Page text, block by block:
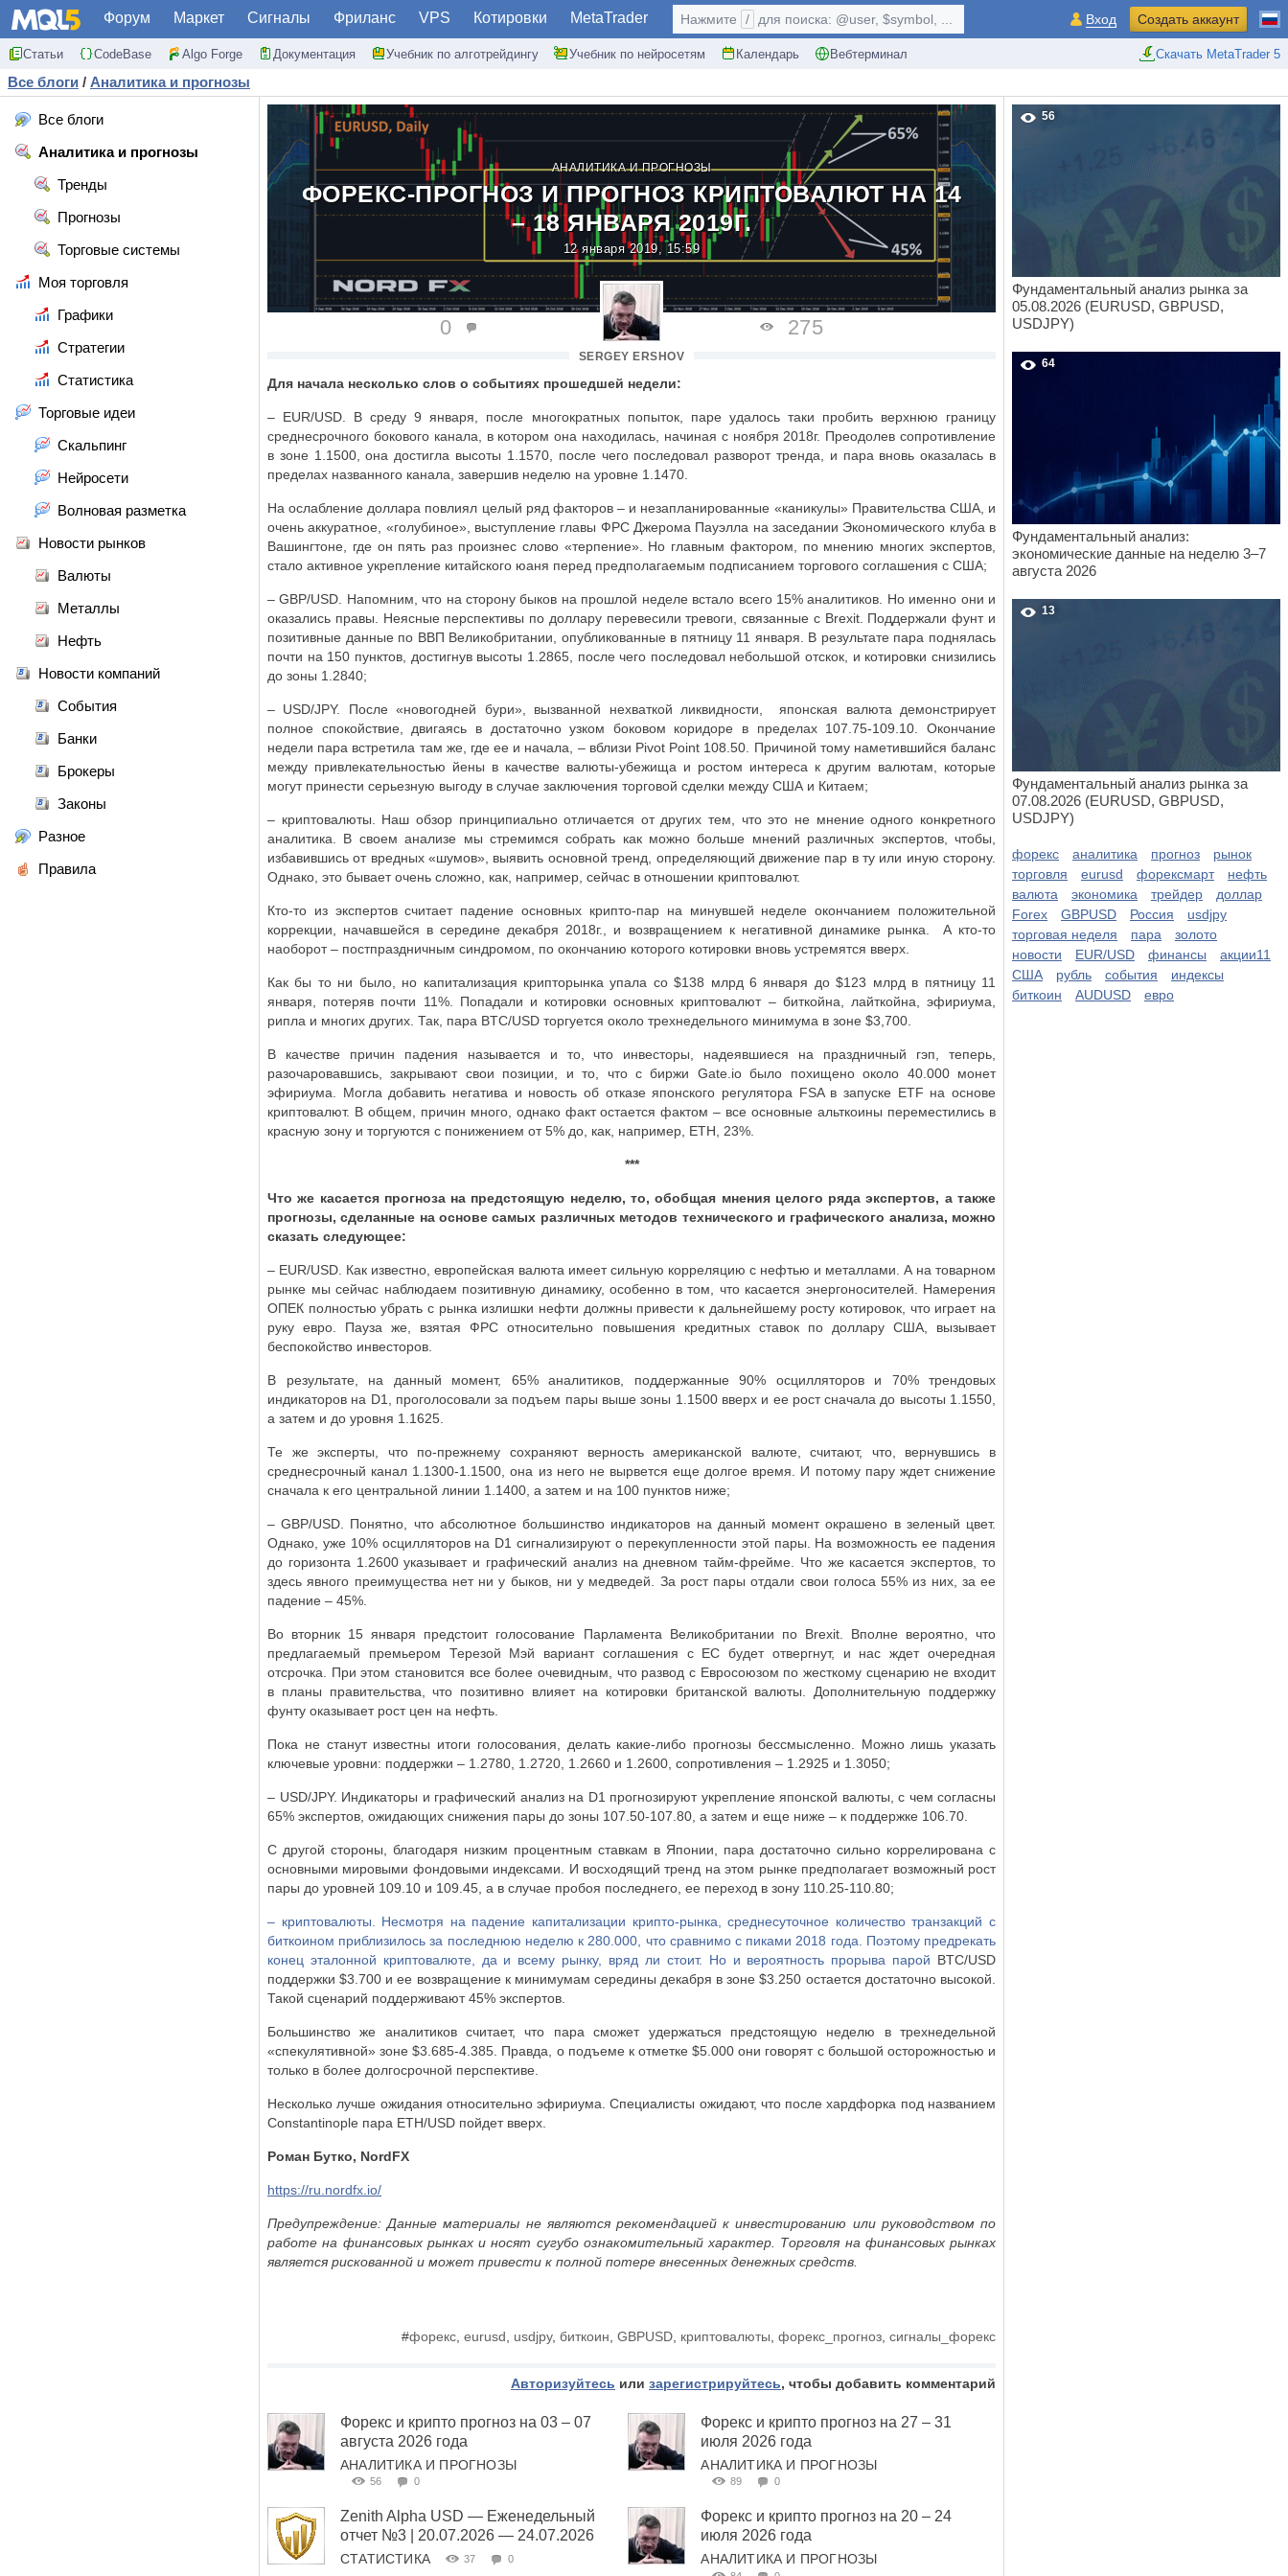
Форум Маркет Сигналы Фриланс VPS Котировки MetaTrader
Статьи CodeBase Algo Forge Документация Учебник по алготрейдингу Учебник по нейросетям Календарь Вебтерминал Скачать MetaTrader 5
Нажмите / для поиска: @user, $symbol, ... Вход Создать аккаунт
Все блоги / Аналитика и прогнозы
Все блоги
Аналитика и прогнозы
Тренды
Прогнозы
Торговые системы
Моя торговля
Графики
Стратегии
Статистика
Торговые идеи
Скальпинг
Нейросети
Волновая разметка
Новости рынков
Валюты
Металлы
Нефть
Новости компаний
События
Банки
Брокеры
Законы
Разное
Правила
АНАЛИТИКА И ПРОГНОЗЫ
ФОРЕКС-ПРОГНОЗ И ПРОГНОЗ КРИПТОВАЛЮТ НА 14
– 18 ЯНВАРЯ 2019Г.
12 января 2019, 15:59
SERGEY ERSHOV
0 275
Для начала несколько слов о событиях прошедшей недели:
– EUR/USD . В среду 9 января, после многократных попыток, паре удалось таки пробить верхнюю границу
среднесрочного бокового канала, в котором она находилась, начиная с ноября 2018г. Преодолев сопротивление
в зоне 1.1500, она достигла высоты 1.1570, после чего последовал разворот тренда, и пара вновь оказалась в
пределах названного канала, завершив неделю на уровне 1.1470.
На ослабление доллара повлиял целый ряд факторов – и незапланированные «каникулы» Правительства США, и
очень аккуратное, «голубиное», выступление главы ФРС Джерома Пауэлла на заседании Экономического клуба в
Вашингтоне, где он пять раз произнес слово «терпение». Но главным фактором, по мнению многих экспертов,
стало активное укрепление китайского юаня перед предполагаемым подписанием торгового соглашения с США;
–GBP/USD . Напомним, что на сторону быков на прошлой неделе встало всего 15% аналитиков. Но именно они и
оказались правы. Неясные перспективы по доллару перевесили тревоги, связанные с Brexit. Поддержали фунт и
позитивные данные по ВВП Великобритании, опубликованные в пятницу 11 января. В результате пара поднялась
почти на 150 пунктов, достигнув высоты 1.2865, после чего последовал небольшой отскок, и котировки снизились
до зоны 1.2840;
– USD/JPY. После «новогодней бури», вызванной нехваткой ликвидности, японская валюта демонстрирует
полное спокойствие, двигаясь в достаточно узком боковом коридоре в пределах 107.75-109.10. Окончание
недели пара встретила там же, где ее и начала, – вблизи Pivot Point 108.50. Причиной тому наметившийся баланс
между привлекательностью йены в качестве валюты-убежища и ростом интереса к другим валютам, которые
могут принести серьезную выгоду в случае заключения торговой сделки между США и Китаем;
– криптовалюты. Наш обзор принципиально отличается от других тем, что это не мнение одного конкретного
аналитика. В своем анализе мы стремимся собрать как можно больше мнений различных экспертов, чтобы,
избавившись от вредных «шумов», выявить основной тренд, определяющий движение пар в ту или иную сторону.
Однако, это бывает очень сложно, как, например, сейчас в отношении криптовалют.
Кто-то из экспертов считает падение основных крипто-пар на минувшей неделе окончанием положительной
коррекции, начавшейся в середине декабря 2018г., и возвращением к негативной динамике рынка.
А кто-то
наоборот – постпраздничным синдромом, по окончанию которого котировки вновь устремятся вверх.
Как бы то ни было, но капитализация крипторынка упала со $138 млрд 6 января до $123 млрд в пятницу 11
января, потеряв почти 11%. Попадали и котировки основных криптовалют – биткойна, лайткойна, эфириума,
рипла и многих других. Так, пара BTC/USD торгуется около трехнедельного минимума в зоне $3,700.
В качестве причин падения называется и то, что инвесторы, надеявшиеся на праздничный гэп, теперь,
разочаровавшись, закрывают свои позиции, и то, что с биржи Gate ioбыло похищено около 40.000 монет
эфириума. Могла добавить негатива и новость об отказе японского регулятора FSA в запуске ETF на основе
криптовалют. В общем, причин много, однако факт остается фактом – все основные альткоины переместились в
красную зону и торгуются с понижением от 5% до, как, например, ETH , 23%.
***
Что же касается прогноза на предстоящую неделю, то, обобщая мнения целого ряда экспертов, а также
прогнозы, сделанные на основе самых различных методов технического и графического анализа, можно
сказать следующее:
– EUR/USD . Как известно, европейская валюта имеет сильную корреляцию с нефтью и металлами. А на товарном
рынке мы сейчас наблюдаем позитивную динамику, особенно в том, что касается энергоносителей. Намерения
ОПЕК полностью убрать с рынка излишки нефти должны привести к дальнейшему росту котировок, что играет на
руку евро. Пауза же, взятая ФРС относительно повышения кредитных ставок по доллару США, вызывает
беспокойство инвесторов.
В результате, на данный момент, 65% аналитиков, поддержанные 90% осцилляторов и 70% трендовых
индикаторов на D1, проголосовали за подъем пары выше зоны 1.1500 вверх и ее рост сначала до высоты 1.1550,
а затем и до уровня 1.1625.
Те же эксперты, что по-прежнему сохраняют верность американской валюте, считают, что, вернувшись в
среднесрочный канал 1.1300-1.1500, она из него не вырвется еще долгое время. И потому пару ждет снижение
сначала к его центральной линии 1.1400, а затем и на 100 пунктов ниже;
–GBP/USD . Понятно, что абсолютное большинство индикаторов на данный момент окрашено в зеленый цвет.
Однако, уже 10% осцилляторов на D1 сигнализируют о перекупленности этой пары. На возможность ее падения
до горизонта 1.2600 указывает и графический анализ на дневном тайм-фрейме. Что же касается экспертов, то
здесь явного преимущества нет ни у быков, ни у медведей. За рост пары отдали свои голоса 55% из них, за ее
падение – 45%.
Во вторник 15 января предстоит голосование Парламента Великобритании по Brexit. Вполне вероятно, что
предлагаемый премьером Терезой Мэй вариант соглашения с ЕС будет отвергнут, и нас ждет очередная
отсрочка. При этом становится все более очевидным, что развод с Евросоюзом по жесткому сценарию не входит
в планы правительства, что позитивно влияет на котировки британской валюты. Дополнительную поддержку
фунту оказывает рост цен на нефть.
Пока не станут известны итоги голосования, делать какие-либо прогнозы бессмысленно. Можно лишь указать
ключевые уровни: поддержки – 1.2780, 1.2720, 1.2660 и 1.2600, сопротивления – 1.2925 и 1.3050;
– USD/JPY. Индикаторы и графический анализ на D1 прогнозируют укрепление японской валюты, с чем согласны
65% экспертов, ожидающих снижения пары до зоны 107.50-107.80, а затем и еще ниже – к поддержке 106.70.
С другой стороны, благодаря низким процентным ставкам в Японии, пара достаточно сильно коррелирована с
основными мировыми фондовыми индексами. И восходящий тренд на этом рынке предполагает возможный рост
пары до уровней 109.10 и 109.45, а в случае пробоя последнего, ее переход в зону 110.25-110.80;
– криптовалюты. Несмотря на падение капитализации крипто-рынка, среднесуточное количество транзакций с
биткоином приблизилось за последнюю неделю к 280.000, что сравнимо с пиками 2018 года. Поэтому предрекать
конец эталонной криптовалюте, да и всему рынку, вряд ли стоит. Но и вероятность прорыва парой BTC/USD
поддержки $3.700 и ее возвращение к минимумам середины декабря в зоне $3.250 остается достаточно высокой.
Такой сценарий поддерживают 45% экспертов.
Большинство же аналитиков считает, что пара сможет удержаться предстоящую неделю в трехнедельной
«спекулятивной» зоне $3.685-4.385. Правда, о подъеме к отметке $5.000 они говорят с большой осторожностью и
только в более долгосрочной перспективе.
Несколько лучше ожидания относительно эфириума. Специалисты ожидают, что после хардфорка под названием
Constantinople пара ETH/USD пойдет вверх.
Роман Бутко, NordFX
https://ru.nordfx.io/
Предупреждение: Данные материалы не являются рекомендацией к инвестированию или руководством по
работе на финансовых рынках и носят сугубо ознакомительный характер. Торговля на финансовых рынках
является рискованной и может привести к полной потере внесенных денежных средств.
#форекс eurusd usdjpy, биткоин GBPUSD криптовалюты форекс_прогноз сигналы_форекс
Авторизуйтесь или зарегистрируйтесь, чтобы добавить комментарий
Форекс и крипто прогноз на 03 – 07
августа 2026 года
АНАЛИТИКА И ПРОГНОЗЫ
56 0
Форекс и крипто прогноз на 27 – 31
июля 2026 года
АНАЛИТИКА И ПРОГНОЗЫ
89 0
Zenith Alpha USD — Еженедельный
отчет №3 | 20.07.2026 — 24.07.2026
СТАТИСТИКА 37 0
Форекс и крипто прогноз на 20 – 24
июля 2026 года
АНАЛИТИКА И ПРОГНОЗЫ
56
Фундаментальный анализ рынка за
05.08.2026 (EURUSD, GBPUSD,
USDJPY)
64
Фундаментальный анализ:
экономические данные на неделю 3–7
августа 2026
13
Фундаментальный анализ рынка за
07.08.2026 (EURUSD, GBPUSD,
USDJPY)
форекс аналитика прогноз
рынок
торговля
eurusd форексмарт
нефть
валюта
экономика трейдер
доллар
Forex
GBPUSD Россия
usdjpy
торговая неделя
пара
золото
новости
EUR/USD финансы
акции11
США
рубль события
индексы
биткоин
AUDUSD евро